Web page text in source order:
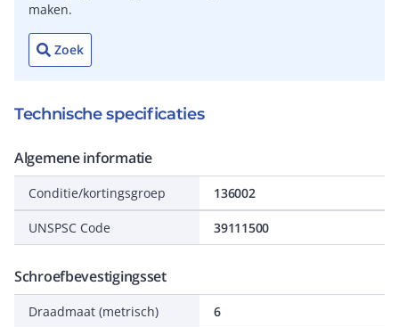
maken.
Zoek
Technische specificaties
Algemene informatie
Conditie/kortingsgroep 136002
UNSPSC Code 39111500
Schroefbevestigingsset
Draadmaat (metrisch)
6